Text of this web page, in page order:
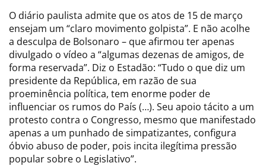
O diário paulista admite que os atos de 15 de março
ensejam um “claro movimento golpista”. E não acolhe
a desculpa de Bolsonaro – que afirmou ter apenas
divulgado o vídeo a “algumas dezenas de amigos, de
forma reservada”. Diz o Estadão: “Tudo o que diz um
presidente da República, em razão de sua
proeminência política, tem enorme poder de
influenciar os rumos do País (…). Seu apoio tácito a um
protesto contra o Congresso, mesmo que manifestado
apenas a um punhado de simpatizantes, configura
óbvio abuso de poder, pois incita ilegítima pressão
popular sobre o Legislativo”.